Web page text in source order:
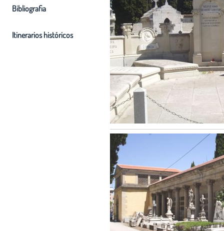
Bibliografia
Itinerarios históricos